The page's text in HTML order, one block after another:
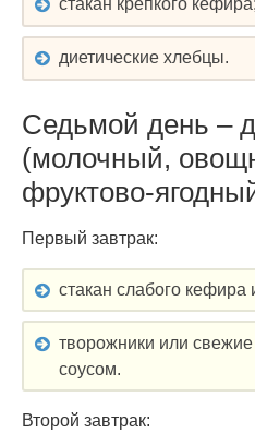
стакан крепкого кефира;
диетические хлебцы.
Седьмой день –
(молочный,
фруктово-
Первый завтрак:
стакан слабого кефира
творожники или
соусом.
Второй завтрак: